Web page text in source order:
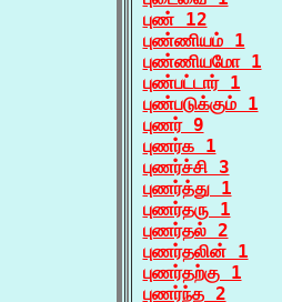
புண் 12
புண்ணியம் 1
புண்ணியமோ 1
புண்பட்டார் 1
புண்படுக்கும் 1
புணர் 9
புணர்க 1
புணர்ச்சி 3
புணர்த்து 1
புணர்தரு 1
புணர்தல் 2
புணர்தலின் 1
புணர்தற்கு 1
புணர்ந்த 2